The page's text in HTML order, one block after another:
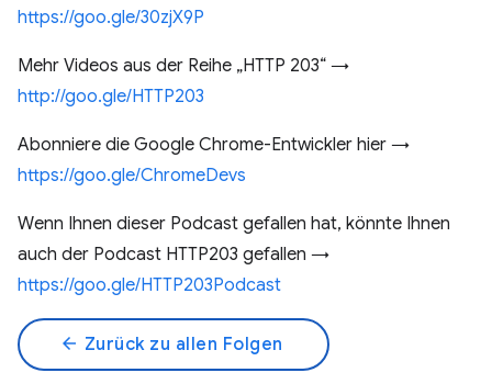
https://goo.gle/30zjX9P
Mehr Videos aus der Reihe „HTTP 203“ →
http://goo.gle/HTTP203
Abonniere die Google Chrome-Entwickler hier →
https://goo.gle/ChromeDevs
Wenn Ihnen dieser Podcast gefallen hat, könnte Ihnen
auch der Podcast HTTP203 gefallen →
https://goo.gle/HTTP203Podcast
arrow_back Zurück zu allen Folgen